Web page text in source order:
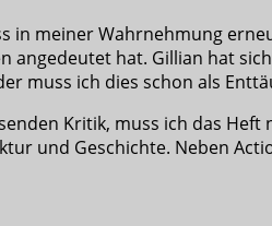
in meiner Wahrnehmung
angedeutet hat. Gillian hat
muss ich dies schon als
Kritik, muss ich das
und Geschichte. Neben